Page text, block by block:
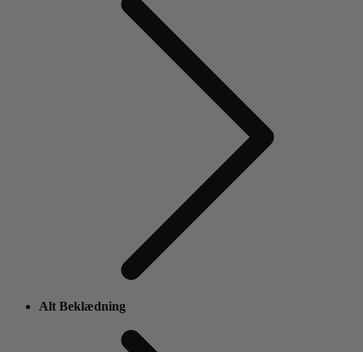
Alt Beklædning